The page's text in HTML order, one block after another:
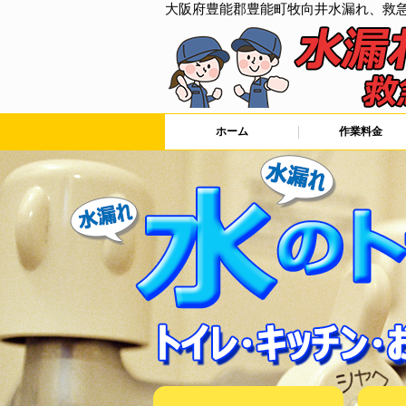
大阪府豊能郡豊能町牧向井水漏れ、救
ホーム 作業料金